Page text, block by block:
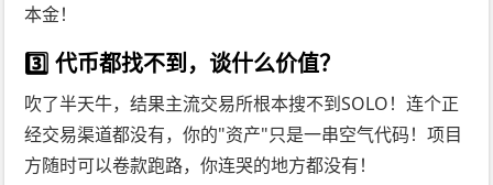
本金！
3️⃣ 代币都找不到，谈什么价值？
吹了半天牛，结果主流交易所根本搜不到SOLO！连个正
经交易渠道都没有，你的"资产"只是一串空气代码！项目
方随时可以卷款跑路，你连哭的地方都没有！